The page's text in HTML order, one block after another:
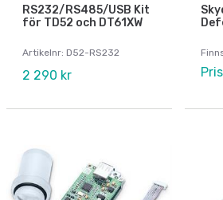
RS232/RS485/USB Kit
för TD52 och DT61XW
Artikelnr: D52-RS232
2 290 kr